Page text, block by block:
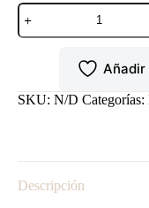
BOTA
CUADRA
TRADICIONAL
PIEL
cantidad
Añadir
SKU: N/D Categorías:
Descripción